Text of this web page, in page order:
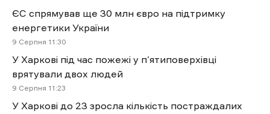
ЄС спрямував ще 30 млн євро на підтримку
енергетики України
9 Cерпня 11:30
У Харкові під час пожежі у п’ятиповерхівці
врятували двох людей
9 Cерпня 11:23
У Харкові до 23 зросла кількість постраждалих